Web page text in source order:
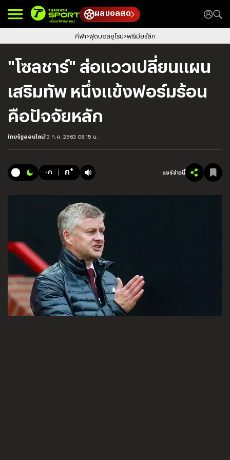
ผลบอลสด
กีฬา ฟุตบอลยุโรป พรีเมียร์ลีก
"โซลชาร์" ส่อแววเปลี่ยนแผน
เสริมทัพ หนึ่งแข้งฟอร์มร้อน
คือปัจจัยหลัก
ไทยรัฐออนไลน์13 ก.ค. 2563 08:15 น.
-ก ก+ แชร์ข่าวนี้